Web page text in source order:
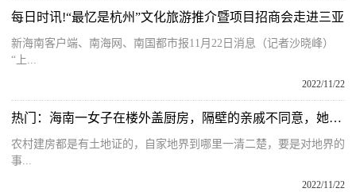
每日时讯!“最忆是杭州”文化旅游推介暨项目招商会走进三亚
新海南客户端、南海网、南国都市报11月22日消息（记者沙晓峰）
“上...
2022/11/22
热门：海南一女子在楼外盖厨房，隔壁的亲戚不同意，她觉得被对方欺负
农村建房都是有土地证的，自家地界到哪里一清二楚，要是对地界的
事...
2022/11/22